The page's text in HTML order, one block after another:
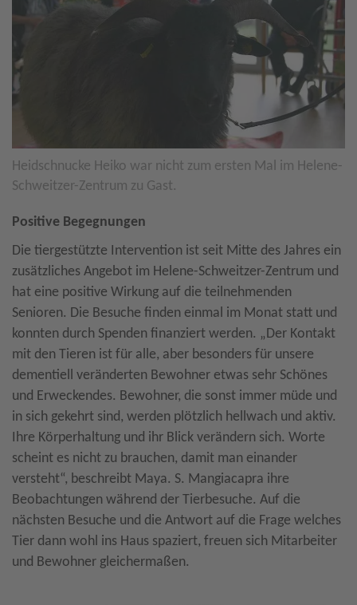
Heidschnucke Heiko war nicht zum ersten Mal im Helene-
Schweitzer-Zentrum zu Gast.
Positive Begegnungen
Die tiergestützte Intervention ist seit Mitte des Jahres ein
zusätzliches Angebot im Helene-Schweitzer-Zentrum und
hat eine positive Wirkung auf die teilnehmenden
Senioren. Die Besuche finden einmal im Monat statt und
konnten durch Spenden finanziert werden. „Der Kontakt
mit den Tieren ist für alle, aber besonders für unsere
dementiell veränderten Bewohner etwas sehr Schönes
und Erweckendes. Bewohner, die sonst immer müde und
in sich gekehrt sind, werden plötzlich hellwach und aktiv.
Ihre Körperhaltung und ihr Blick verändern sich. Worte
scheint es nicht zu brauchen, damit man einander
versteht“, beschreibt Maya. S. Mangiacapra ihre
Beobachtungen während der Tierbesuche. Auf die
nächsten Besuche und die Antwort auf die Frage welches
Tier dann wohl ins Haus spaziert, freuen sich Mitarbeiter
und Bewohner gleichermaßen.